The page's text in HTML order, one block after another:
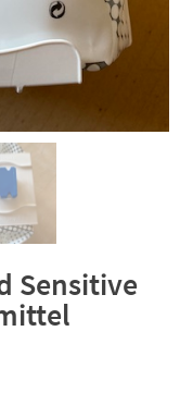
Sensitive